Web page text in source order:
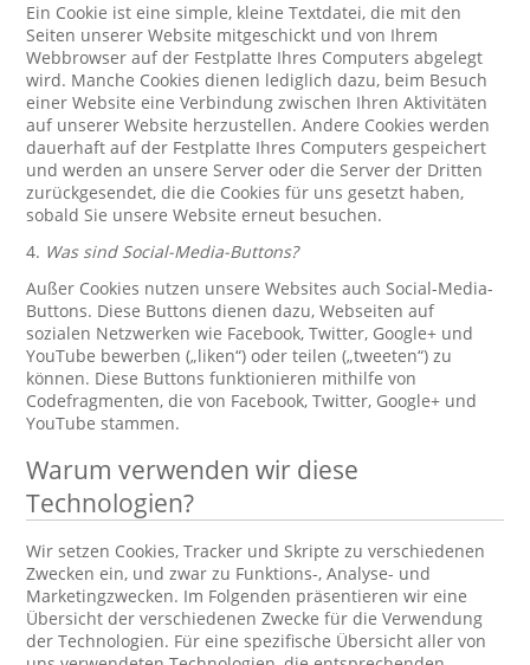
Ein Cookie ist eine simple, kleine Textdatei, die mit den
Seiten unserer Website mitgeschickt und von Ihrem
Webbrowser auf der Festplatte Ihres Computers abgelegt
wird. Manche Cookies dienen lediglich dazu, beim Besuch
einer Website eine Verbindung zwischen Ihren Aktivitäten
auf unserer Website herzustellen. Andere Cookies werden
dauerhaft auf der Festplatte Ihres Computers gespeichert
und werden an unsere Server oder die Server der Dritten
zurückgesendet, die die Cookies für uns gesetzt haben,
sobald Sie unsere Website erneut besuchen.
4. Was sind Social-Media-Buttons?
Außer Cookies nutzen unsere Websites auch Social-Media-
Buttons. Diese Buttons dienen dazu, Webseiten auf
sozialen Netzwerken wie Facebook, Twitter, Google+ und
YouTube bewerben („liken“) oder teilen („tweeten“) zu
können. Diese Buttons funktionieren mithilfe von
Codefragmenten, die von Facebook, Twitter, Google+ und
YouTube stammen.
Warum verwenden wir diese
Technologien?
Wir setzen Cookies, Tracker und Skripte zu verschiedenen
Zwecken ein, und zwar zu Funktions-, Analyse- und
Marketingzwecken. Im Folgenden präsentieren wir eine
Übersicht der verschiedenen Zwecke für die Verwendung
der Technologien. Für eine spezifische Übersicht aller von